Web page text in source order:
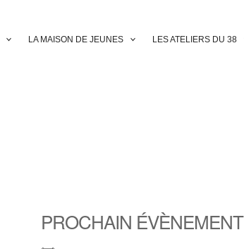
LA MAISON DE JEUNES LES ATELIERS DU 38
PROCHAIN ÉVÈNEMENT